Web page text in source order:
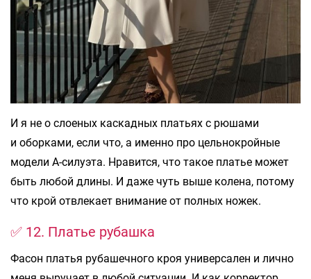
И я не о слоеных каскадных платьях с рюшами
и оборками, если что, а именно про цельнокройные
модели А-силуэта. Нравится, что такое платье может
быть любой длины. И даже чуть выше колена, потому
что крой отвлекает внимание от полных ножек.
✅ 12. Платье рубашка
Фасон платья рубашечного кроя универсален и лично